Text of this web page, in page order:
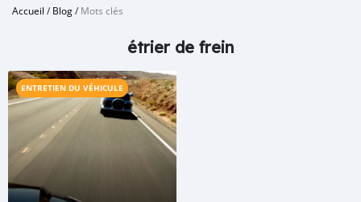
Accueil /Blog/Mots clés
étrier de frein
ENTRETIEN DU VÉHICULE